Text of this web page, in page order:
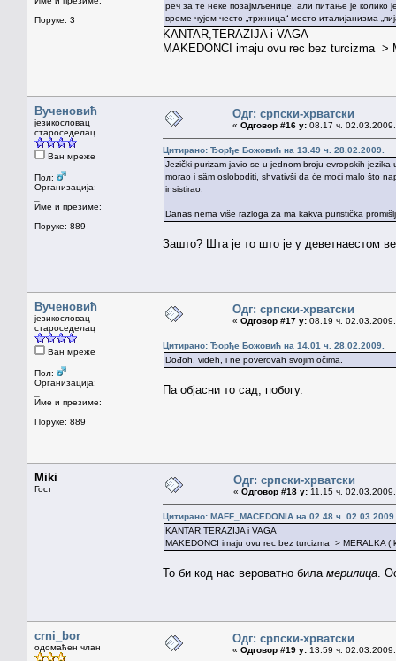
Поруке: 3
реч за те неке позајмљенице, али питање је колико
време чујем често „тржница“ место италијанизма
KANTAR,TERAZIJA i VAGA
MAKEDONCI imaju ovu rec bez turcizma >
Вученовић
језикословац
староседелац
Ван мреже
Пол:
Организација:
Име и презиме:
Поруке: 889
Одг: српски-хрватски
« Одговор #16 у: 08.17 ч.
Цитирано: Ђорђе Божовић на 13.49 ч. 28.02.2009.
Jezički purizam javio se u jednom broju evropskih
morao i sâm osloboditi, shvativši da će moći malo što
insistirao.
Danas nema više razloga za ma kakva puristička
Зашто? Шта је то што је у деветнаестом
Вученовић
језикословац
староседелац
Ван мреже
Пол:
Организација:
Име и презиме:
Поруке: 889
Одг: српски-хрватски
« Одговор #17 у: 08.19 ч.
Цитирано: Ђорђе Божовић на 14.01 ч. 28.02.2009.
Dođoh, videh, i ne poverovah svojim očima.
Па објасни то сад, побогу.
Miki
Гост
Одг: српски-хрватски
« Одговор #18 у: 11.15 ч.
Цитирано: MAFF_MACEDONIA на 02.48 ч. 02.03.2009.
KANTAR,TERAZIJA i VAGA
MAKEDONCI imaju ovu rec bez turcizma > MERALKA
То би код нас вероватно била мерилица .
crni_bor
одомаћен члан
Одг: српски-хрватски
« Одговор #19 у: 13.59 ч.